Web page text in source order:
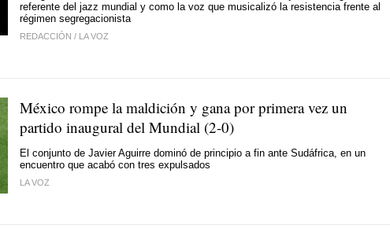
referente del jazz mundial y como la voz que musicalizó la resistencia frente al
régimen segregacionista
REDACCIÓN / LA VOZ
México rompe la maldición y gana por primera vez un
partido inaugural del Mundial (2-0)
El conjunto de Javier Aguirre dominó de principio a fin ante Sudáfrica, en un
encuentro que acabó con tres expulsados
LA VOZ